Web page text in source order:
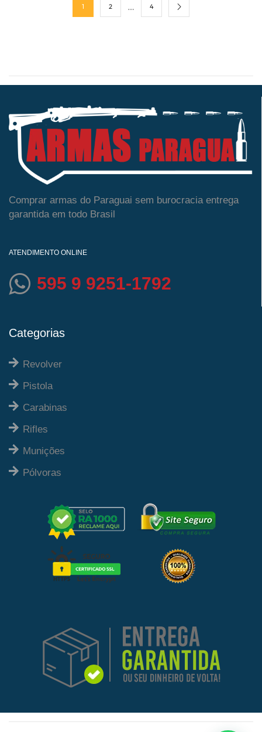
1 2 … 4
Comprar armas do Paraguai sem burocracia entrega
garantida em todo Brasil
ATENDIMENTO ONLINE
595 9 9251-1792
Categorias
Revolver
Pistola
Carabinas
Rifles
Munições
Pólvoras